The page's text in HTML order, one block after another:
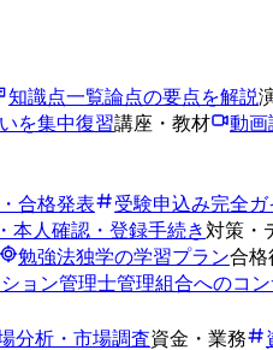
知識点一覧論点の要点を解説
を集中復習講座・教材 動画
合格発表 受験申込み完全ガ
本人確認・登録手続き対策・
勉強法独学の学習プラン合格
ョン管理士管理組合へのコ
分析・市場調査資金・業務